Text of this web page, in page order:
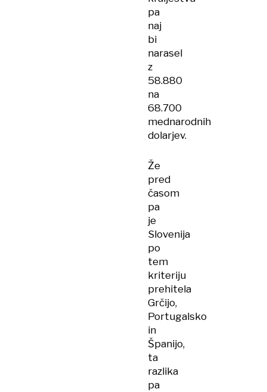
pa
naj
bi
narasel
z
58.880
na
68.700
mednarodnih
dolarjev.
Že
pred
časom
pa
je
Slovenija
po
tem
kriteriju
prehitela
Grčijo,
Portugalsko
in
Španijo,
ta
razlika
pa